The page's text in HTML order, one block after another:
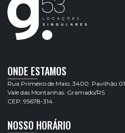
ONDE ESTAMOS
Rua Primeiro de Maio, 3400. Pavilhão 01.
Vale das Montanhas. Gramado/RS
CEP: 95678-314
NOSSO HORÁRIO